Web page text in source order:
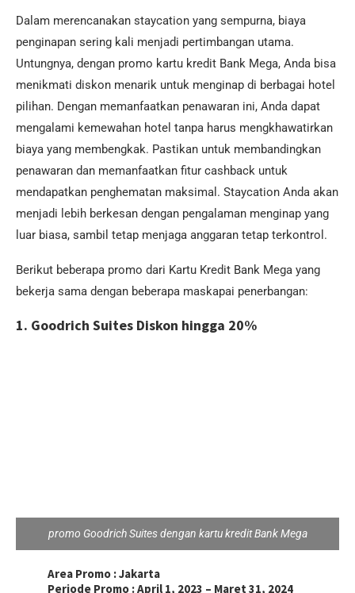
Dalam merencanakan staycation yang sempurna, biaya
penginapan sering kali menjadi pertimbangan utama.
Untungnya, dengan promo kartu kredit Bank Mega, Anda bisa
menikmati diskon menarik untuk menginap di berbagai hotel
pilihan. Dengan memanfaatkan penawaran ini, Anda dapat
mengalami kemewahan hotel tanpa harus mengkhawatirkan
biaya yang membengkak. Pastikan untuk membandingkan
penawaran dan memanfaatkan fitur cashback untuk
mendapatkan penghematan maksimal. Staycation Anda akan
menjadi lebih berkesan dengan pengalaman menginap yang
luar biasa, sambil tetap menjaga anggaran tetap terkontrol.
Berikut beberapa promo dari Kartu Kredit Bank Mega yang
bekerja sama dengan beberapa maskapai penerbangan:
1. Goodrich Suites Diskon hingga 20%
promo Goodrich Suites dengan kartu kredit Bank Mega
Area Promo :Jakarta
Periode Promo :April 1, 2023 – Maret 31, 2024